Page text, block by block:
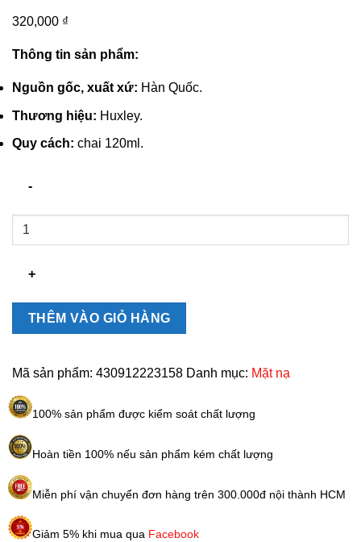
320,000 ₫
Thông tin sản phẩm:
Nguồn gốc, xuất xứ: Hàn Quốc.
Thương hiệu: Huxley.
Quy cách: chai 120ml.
Mặt
Secret
Of
Clay
số
THÊM VÀO GIỎ HÀNG
Mã sản phẩm: 430912223158 Danh mục: Mặt nạ
100% sản phẩm được kiểm soát chất lượng
Hoàn tiền 100% nếu sản phẩm kém chất lượng
Miễn phí vận chuyển đơn hàng trên 300.000đ nội thành HCM
Giảm 5% khi mua qua Facebook